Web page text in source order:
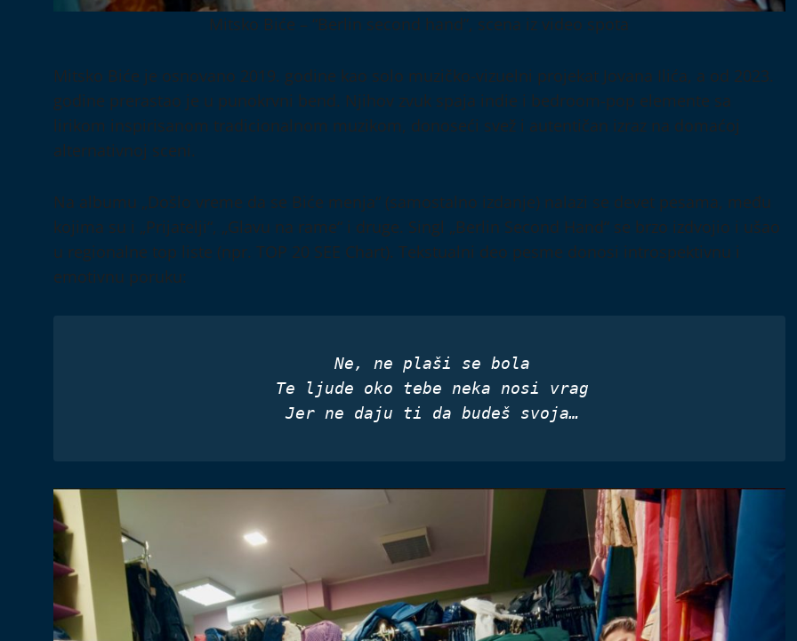
Mitsko Biće – “Berlin second hand”, scena iz video spota
Mitsko Biće je osnovano 2019. godine kao solo muzičko-vizuelni projekat Jovana Ilića, a od 2023.
godine prerastao je u punokrvni bend. Njihov zvuk spaja indie i bedroom-pop elemente sa
lirikom inspirisanom tradicionalnom muzikom, donoseći svež i autentičan izraz na domaćoj
alternativnoj sceni.
Na albumu „Došlo vreme da se Biće menja“ (samostalno izdanje) nalazi se devet pesama, među
kojima su i „Prijatelji“, „Glavu na rame“ i druge. Singl „Berlin Second Hand“ se brzo izdvojio i ušao
u regionalne top liste (npr. TOP 20 SEE Chart). Tekstualni deo pesme donosi introspektivnu i
emotivnu poruku:
Ne, ne plaši se bola
Te ljude oko tebe neka nosi vrag
Jer ne daju ti da budeš svoja…